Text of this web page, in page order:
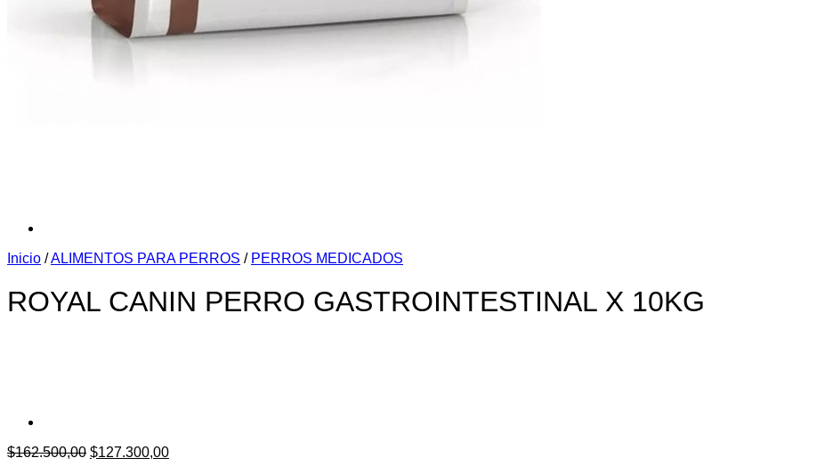
Inicio /ALIMENTOS PARA PERROS / PERROS MEDICADOS
ROYAL CANIN PERRO GASTROINTESTINAL X 10KG
$162.500,00 El
$127.300,00El